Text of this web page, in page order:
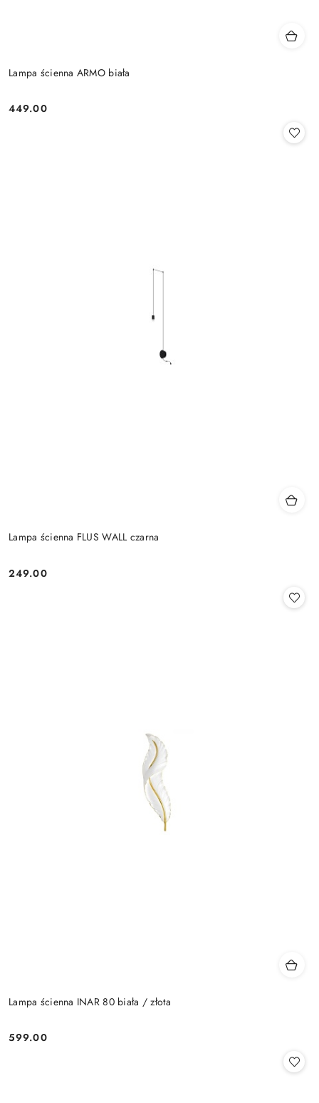
Lampa ścienna ARMO biała
Cena:
449.00
Lampa ścienna FLUS WALL czarna
Cena:
249.00
Lampa ścienna INAR 80 biała / złota
Cena:
599.00